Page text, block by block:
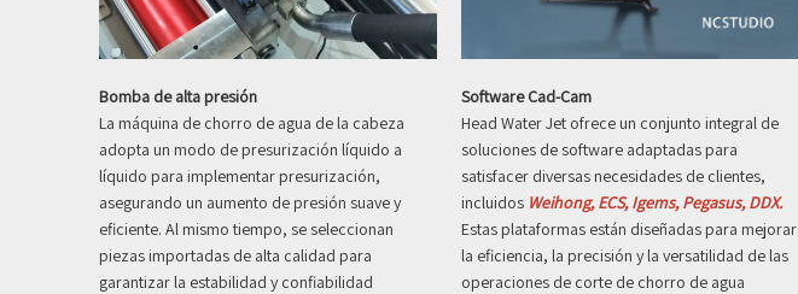
Bomba de alta presión
La máquina de chorro de agua de la cabeza
adopta un modo de presurización líquido a
líquido para implementar presurización,
asegurando un aumento de presión suave y
eficiente. Al mismo tiempo, se seleccionan
piezas importadas de alta calidad para
garantizar la estabilidad y confiabilidad
Software Cad-Cam
Head Water Jet ofrece un conjunto integral de
soluciones de software adaptadas para
satisfacer diversas necesidades de clientes,
incluidos Weihong, ECS, Igems, Pegasus, DDX.
Estas plataformas están diseñadas para mejorar
la eficiencia, la precisión y la versatilidad de las
operaciones de corte de chorro de agua